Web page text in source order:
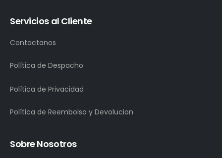
Servicios al Cliente
Contactanos
Política de Despacho
Política de Privacidad
Política de Reembolso y Devolucion
Sobre Nosotros